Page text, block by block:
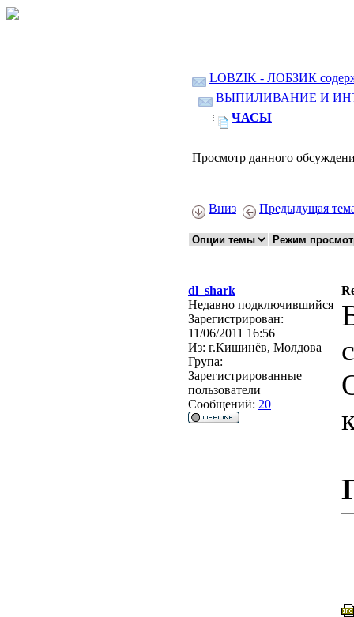
LOBZIK - ЛОБЗИК
ВЫПИЛИВАНИЕ И
ЧАСЫ
Просмотр данного
Вниз Предыдущая
dl_shark
Недавно подключившийся
Зарегистрирован:
11/06/2011 16:56
Из: г.Кишинёв, Молдова
Група:
Зарегистрированные
пользователи
Сообщений: 20